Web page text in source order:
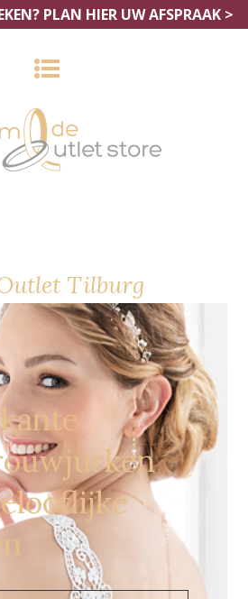
PLAN HIER UW AFSPRAAK >
Tilburg